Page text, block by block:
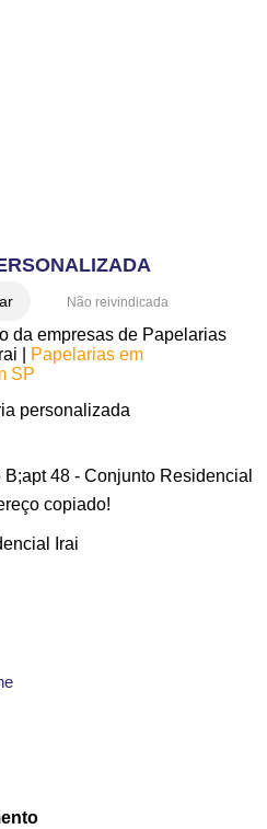
Não reivindicada
da empresas de Papelarias
|
Papelarias em
SP
personalizada
48 - Conjunto Residencial
copiado!
Irai